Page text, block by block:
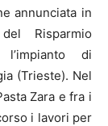
annunciata in
Risparmio
di
(Trieste). Nel
Zara e fra i
i lavori per